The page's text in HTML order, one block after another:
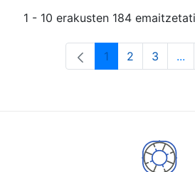
1 - 10 erakusten 184
Orrialdea
1 Orrialdea
2 3 ...